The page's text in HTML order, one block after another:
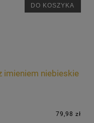
DO KOSZYKA
imieniem niebieskie
79,98 zł